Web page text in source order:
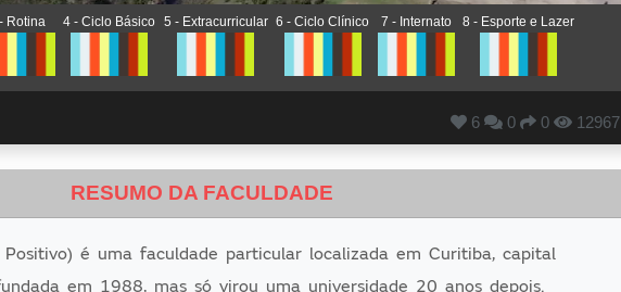
Rotina 4 - Ciclo Básico 5 - Extracurricular 6 - Ciclo Clínico 7 - Internato 8 - Esporte e Lazer
6 0 0 12967
RESUMO DA FACULDADE
Positivo) é uma faculdade particular localizada em Curitiba, capital
em 1988, mas só virou uma universidade 20 anos depois.